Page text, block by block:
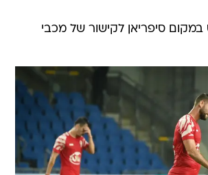
במקום סיפריאן לקישור של מכבי